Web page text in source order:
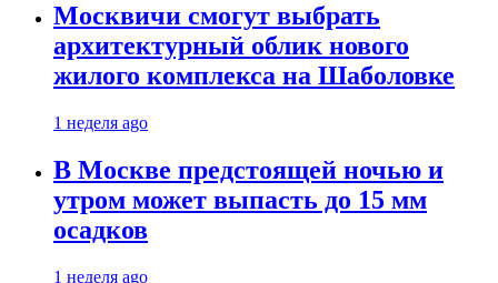
Москвичи смогут выбрать
архитектурный облик нового
жилого комплекса на Шаболовке
1 неделя ago
В Москве предстоящей ночью и
утром может выпасть до 15 мм
осадков
1 неделя ago